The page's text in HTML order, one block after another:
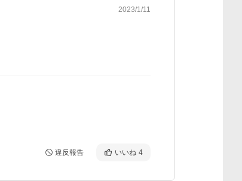
2023/1/11
違反報告 いいね 4